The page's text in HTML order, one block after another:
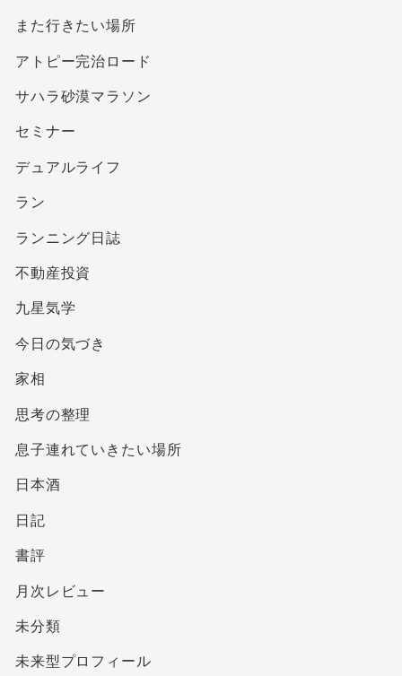
また行きたい場所
アトピー完治ロード
サハラ砂漠マラソン
セミナー
デュアルライフ
ラン
ランニング日誌
不動産投資
九星気学
今日の気づき
家相
思考の整理
息子連れていきたい場所
日本酒
日記
書評
月次レビュー
未分類
未来型プロフィール